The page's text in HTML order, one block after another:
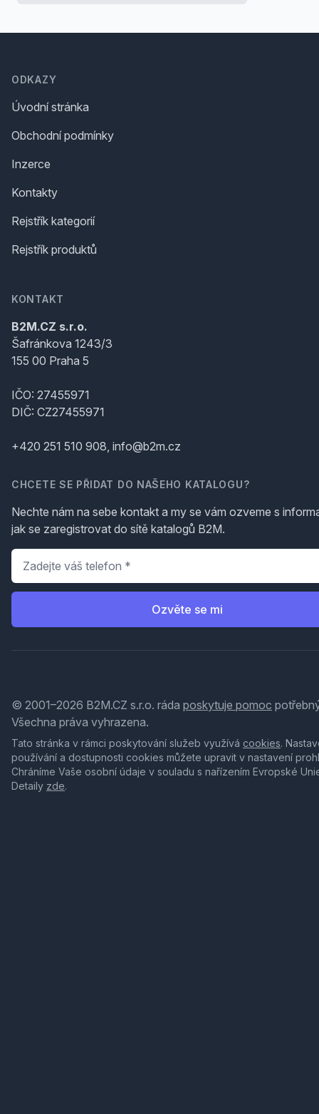
ODKAZY
Úvodní stránka
Obchodní podmínky
Inzerce
Kontakty
Rejstřík kategorií
Rejstřík produktů
KONTAKT
B2M.CZ s.r.o.
Šafránkova 1243/3
155 00 Praha 5
IČO: 27455971
DIČ: CZ27455971
+420 251 510 908, info@b2m.cz
CHCETE SE PŘIDAT DO NAŠEHO KATALOGU?
Nechte nám na sebe kontakt a my se vám ozveme s
jak se zaregistrovat do sítě katalogů B2M.
Telefon
Ozvěte se mi
© 2001–2026 B2M.CZ s.r.o. ráda poskytuje pomoc
Všechna práva vyhrazena.
Tato stránka v rámci poskytování služeb využívá cookies.
používání a dostupnosti cookies můžete upravit v nastavení
Chráníme Vaše osobní údaje v souladu s nařízením Evropské
Detaily zde.